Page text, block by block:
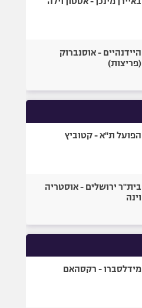
היידנהיים - אוסנברוק
(פריצות)
הפועל ת"א - קטוביץ
בית"ר ירושלים - אוסטריה
וינה
מידלסברו - רקסהאם